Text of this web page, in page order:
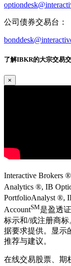
公司债券交易台：
了解IBKR的大宗交易
×
Interactive Brokers
Analytics ®, IB
PortfolioAnalyst ®,
AccountSM是盈透
标示和/或注册商
据要求提供。显示
推荐与建议。
在线交易股票、期